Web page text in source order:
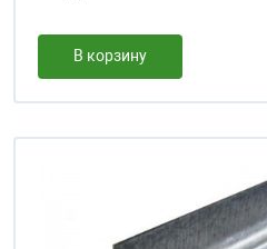
В корзину